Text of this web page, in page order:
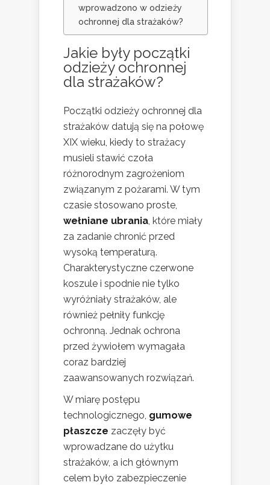
wprowadzono w odzieży
ochronnej dla strażaków?
Jakie były początki
odzieży ochronnej
dla strażaków?
Początki odzieży ochronnej dla
strażaków datują się na połowę
XIX wieku, kiedy to strażacy
musieli stawić czoła
różnorodnym zagrożeniom
związanym z pożarami. W tym
czasie stosowano proste,
wełniane ubrania, które miały
za zadanie chronić przed
wysoką temperaturą.
Charakterystyczne czerwone
koszule i spodnie nie tylko
wyróżniały strażaków, ale
również pełniły funkcję
ochronną. Jednak ochrona
przed żywiołem wymagała
coraz bardziej
zaawansowanych rozwiązań.
W miarę postępu
technologicznego, gumowe
płaszcze zaczęły być
wprowadzane do użytku
strażaków, a ich głównym
celem było zabezpieczenie